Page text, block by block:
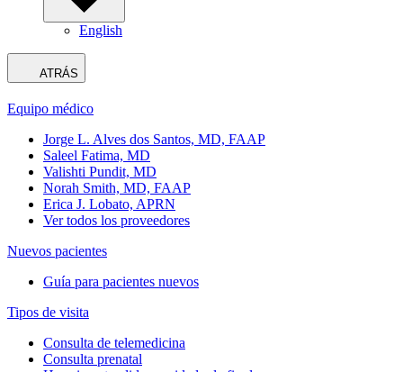
English
ATRÁS
Equipo médico
Jorge L. Alves dos Santos, MD, FAAP
Saleel Fatima, MD
Valishti Pundit, MD
Norah Smith, MD, FAAP
Erica J. Lobato, APRN
Ver todos los proveedores
Nuevos pacientes
Guía para pacientes nuevos
Tipos de visita
Consulta de telemedicina
Consulta prenatal